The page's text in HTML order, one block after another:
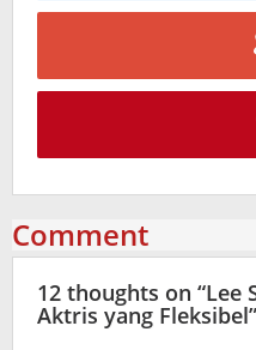
Comment
12 thoughts on “Lee
Aktris yang Fleksibel”